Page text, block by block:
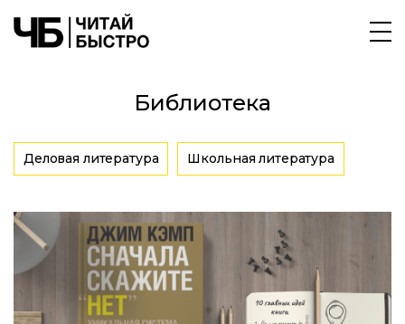
Библиотека
Деловая литература Школьная литература